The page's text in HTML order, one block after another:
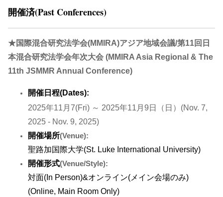
開催済(Past Conferences)
★国際混合研究法学会(MMIRA)アジア地域会議/第11回日
本混合研究法学会年次大会 (MMIRA Asia Regional & The
11th JSMMR Annual Conference)
開催日程(Dates):
2025年11月7(Fri) ～ 2025年11月9日（日）(Nov. 7,
2025 - Nov. 9, 2025)
開催場所(Venue):
聖路加国際大学(St. Luke International University)
開催形式(Venue/Style):
対面(In Person)&オンライン(メイン会場のみ)
(Online, Main Room Only)